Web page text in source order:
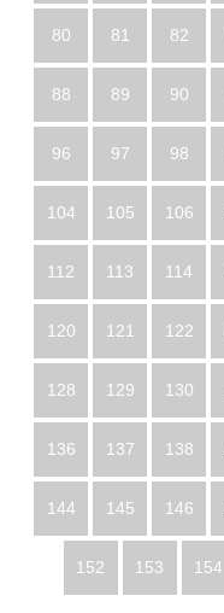
80 81 82
88 89 90
96 97 98
104 105 106
112 113 114
120 121 122
128 129 130
136 137 138
144 145 146
152 153 154